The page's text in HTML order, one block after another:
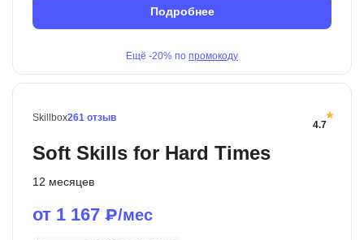
Ещё -20% по промокоду
Подробнее
Soft Skills for Hard Times
Skillbox
4.7
261 отзыв
от 1 167 ₽/мес
12 месяцев